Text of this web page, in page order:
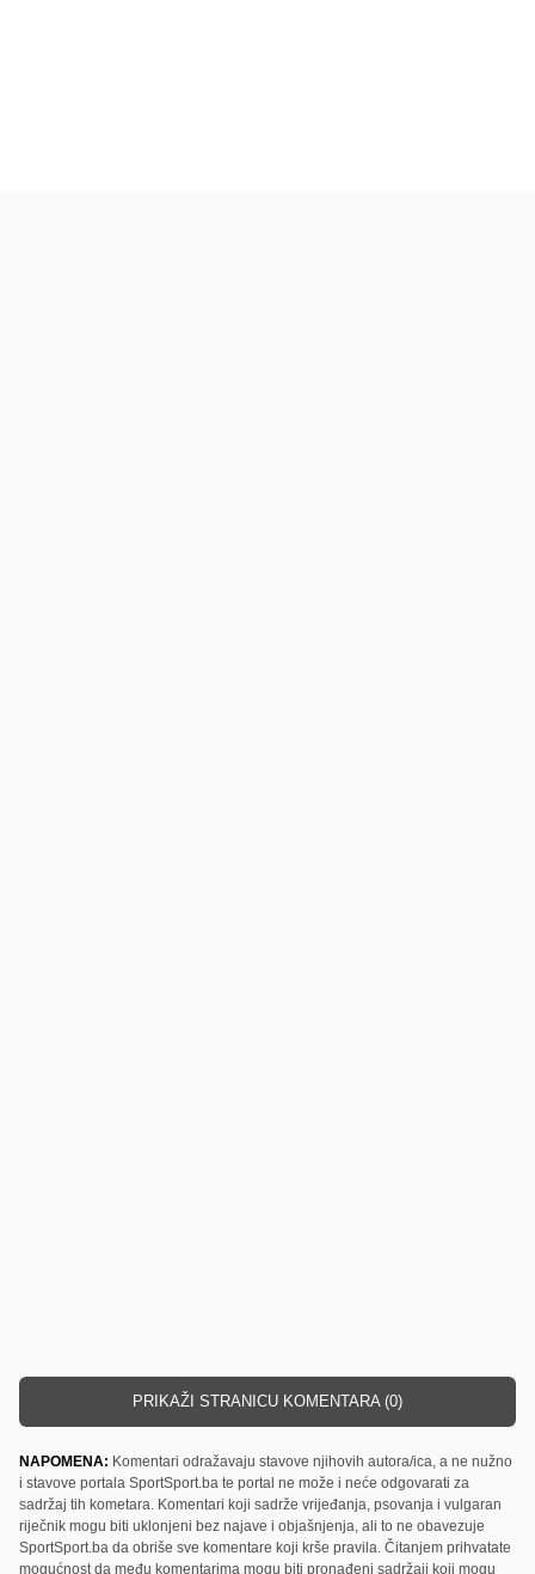
PRIKAŽI STRANICU KOMENTARA (0)
NAPOMENA: Komentari odražavaju stavove njihovih autora/ica, a ne nužno
i stavove portala SportSport.ba te portal ne može i neće odgovarati za
sadržaj tih kometara. Komentari koji sadrže vrijeđanja, psovanja i vulgaran
riječnik mogu biti uklonjeni bez najave i objašnjenja, ali to ne obavezuje
SportSport.ba da obriše sve komentare koji krše pravila. Čitanjem prihvatate
mogućnost da među komentarima mogu biti pronađeni sadržaji koji mogu